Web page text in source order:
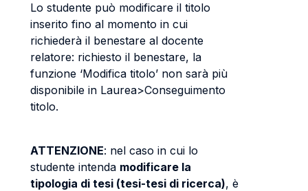
Lo studente può modificare il titolo
inserito fino al momento in cui
richiederà il benestare al docente
relatore: richiesto il benestare, la
funzione ‘Modifica titolo’ non sarà più
disponibile in Laurea>Conseguimento
titolo.
ATTENZIONE: nel caso in cui lo
studente intenda modificare la
tipologia di tesi (tesi-tesi di ricerca), è